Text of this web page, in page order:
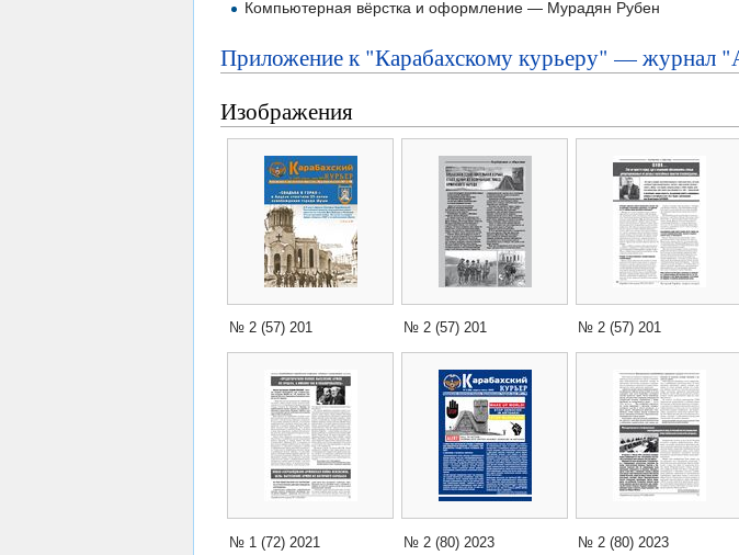
Компьютерная вёрстка и оформление — Мурадян Рубен
Приложение к "Карабахскому курьеру" — журнал
Изображения
№ 2 (57) 201 № 2 (57) 201 № 2 (57) 201
№ 1 (72) 2021 № 2 (80) 2023 № 2 (80) 2023